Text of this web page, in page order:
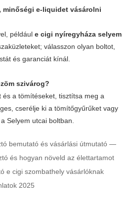
e-liquidet vásárolni
például e cigi nyíregyháza selyem
válasszon olyan boltot,
és garanciát kínál.
szivárog?
és a tömítéseket, tisztítsa meg a
cserélje ki a tömítőgyűrűket vagy
Selyem utcai boltban.
bemutató és vásárlási útmutató —
és hogyan növeld az élettartamot
e cigi szombathely vásárlóknak
2025